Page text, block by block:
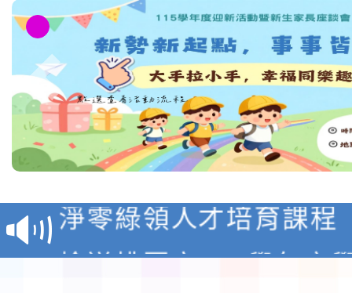
教育部校安中心白海豚
淨零綠領人才培育課程
檢送桃園市115學年度